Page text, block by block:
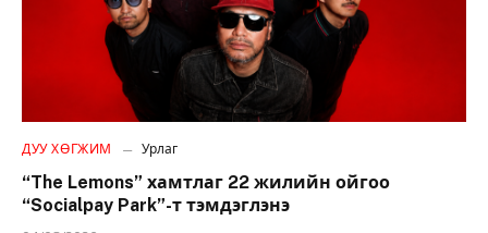
ДУУ ХӨГЖИМ Урлаг
“The Lemons” хамтлаг 22 жилийн ойгоо
“Socialpay Park”-т тэмдэглэнэ